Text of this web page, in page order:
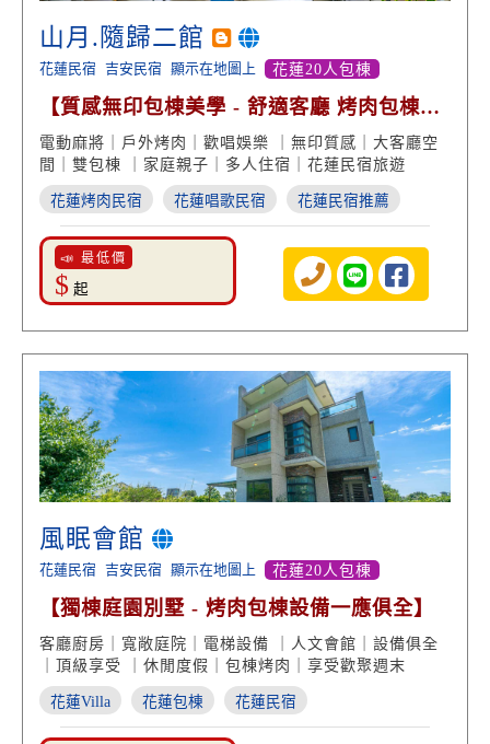
山月.隨歸二館
花蓮民宿 吉安民宿 顯示在地圖上 花蓮20人包棟
【質感無印包棟美學 - 舒適客廳 烤肉包棟歡
唱 】
電動麻將｜戶外烤肉｜歡唱娛樂 ｜無印質感｜大客廳空
間｜雙包棟 ｜家庭親子｜多人住宿｜花蓮民宿旅遊
花蓮烤肉民宿 花蓮唱歌民宿 花蓮民宿推薦
📣 最低價
$ 起
風眠會館
花蓮民宿 吉安民宿 顯示在地圖上 花蓮20人包棟
【獨棟庭園別墅 - 烤肉包棟設備一應俱全】
客廳廚房｜寬敞庭院｜電梯設備 ｜人文會館｜設備俱全
｜頂級享受 ｜休閒度假｜包棟烤肉｜享受歡聚週末
花蓮Villa 花蓮包棟 花蓮民宿